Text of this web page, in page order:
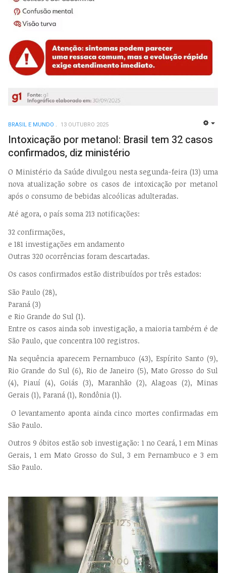
BRASIL E MUNDO 13 OUTUBRO 2025
Intoxicação por metanol: Brasil tem 32 casos
confirmados, diz ministério
O Ministério da Saúde divulgou nesta segunda-feira (13) uma
nova atualização sobre os casos de intoxicação por metanol
após o consumo de bebidas alcoólicas adulteradas.
Até agora, o país soma 213 notificações:
32 confirmações,
e 181 investigações em andamento
Outras 320 ocorrências foram descartadas.
Os casos confirmados estão distribuídos por três estados:
São Paulo (28),
Paraná (3)
e Rio Grande do Sul (1).
Entre os casos ainda sob investigação, a maioria também é de
São Paulo, que concentra 100 registros.
Na sequência aparecem Pernambuco (43), Espírito Santo (9),
Rio Grande do Sul (6), Rio de Janeiro (5), Mato Grosso do Sul
(4), Piauí (4), Goiás (3), Maranhão (2), Alagoas (2), Minas
Gerais (1), Paraná (1), Rondônia (1).
O levantamento aponta ainda cinco mortes confirmadas em
São Paulo.
Outros 9 óbitos estão sob investigação: 1 no Ceará, 1 em Minas
Gerais, 1 em Mato Grosso do Sul, 3 em Pernambuco e 3 em
São Paulo.